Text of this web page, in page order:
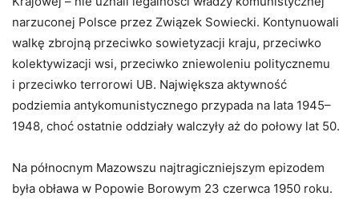
narzuconej Polsce przez Związek Sowiecki. Kontynuowali
walkę zbrojną przeciwko sowietyzacji kraju, przeciwko
kolektywizacji wsi, przeciwko zniewoleniu politycznemu
i przeciwko terrorowi UB. Największa aktywność
podziemia antykomunistycznego przypada na lata 1945–
1948, choć ostatnie oddziały walczyły aż do połowy lat 50.
Na północnym Mazowszu najtragiczniejszym epizodem
była obława w Popowie Borowym 23 czerwca 1950 roku.